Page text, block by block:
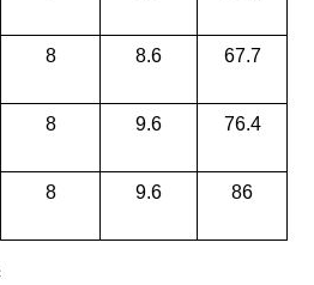
8 8.6 67.7
8 9.6 76.4
8 9.6 86